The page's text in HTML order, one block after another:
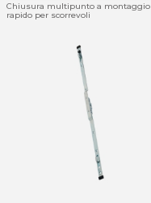
Chiusura multipunto a montaggio
rapido per scorrevoli